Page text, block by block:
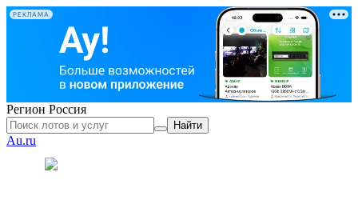
РЕКЛАМА
Регион Россия
Найти
Au.ru